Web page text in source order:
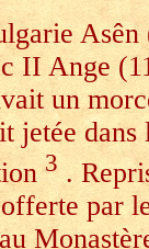
II Ange
un
jetée
3 .
par